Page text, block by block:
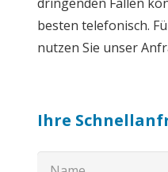
besten telefonisch.
nutzen
Ihre